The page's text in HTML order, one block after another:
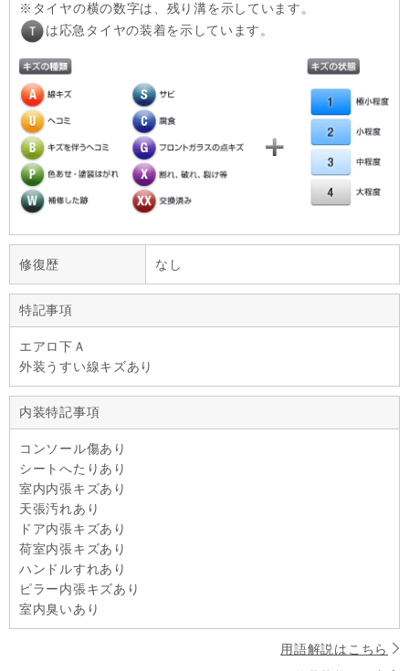
タイヤの横の数字は、残り溝を示しています。
は応急タイヤの装着を示しています。
修復歴 なし
特記事項
エアロ下Ａ
外装うすい線キズあり
内装特記事項
コンソール傷あり
シートへたりあり
室内内張キズあり
天張汚れあり
ドア内張キズあり
荷室内張キズあり
ハンドルすれあり
ピラー内張キズあり
室内臭いあり
用語解説はこちら